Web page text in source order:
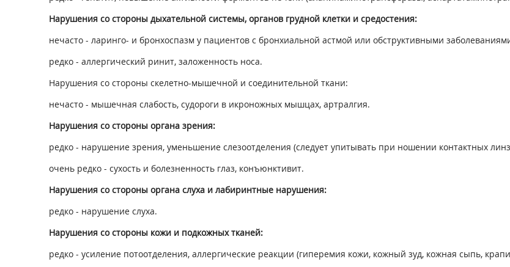
Нарушения со стороны дыхательной системы, органов грудной клетки и средостения:
нечасто - ларинго- и бронхоспазм у пациентов с бронхиальной астмой или обструктивными
редко - аллергический ринит, заложенность носа.
Нарушения со стороны скелетно-мышечной и соединительной ткани:
нечасто - мышечная слабость, судороги в икроножных мышцах, артралгия.
Нарушения со стороны органа зрения:
редко - нарушение зрения, уменьшение слезоотделения (следует упитывать при ношении контактных
очень редко - сухость и болезненность глаз, конъюнктивит.
Нарушения со стороны органа слуха и лабиринтные нарушения:
редко - нарушение слуха.
Нарушения со стороны кожи и подкожных тканей:
редко - усиление потоотделения, аллергические реакции (гиперемия кожи, кожный зуд, кожная сыпь,